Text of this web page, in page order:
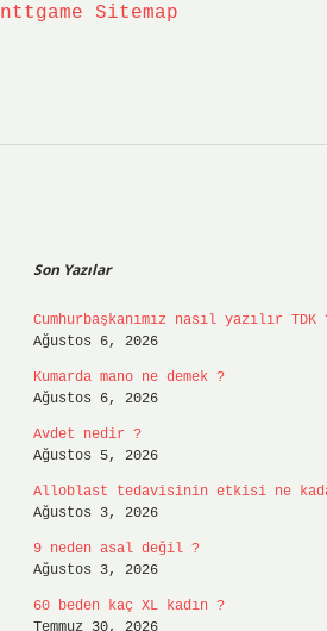
nttgame Sitemap
Son Yazılar
Cumhurbaşkanımız nasıl yazılır TDK
Ağustos 6, 2026
Kumarda mano ne demek ?
Ağustos 6, 2026
Avdet nedir ?
Ağustos 5, 2026
Alloblast tedavisinin etkisi ne
Ağustos 3, 2026
9 neden asal değil ?
Ağustos 3, 2026
60 beden kaç XL kadın ?
Temmuz 30, 2026